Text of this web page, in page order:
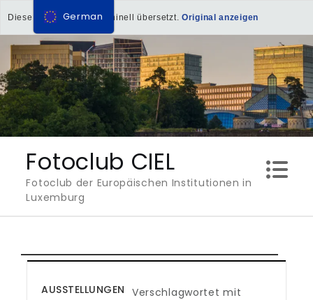
Diese Seite wurde maschinell übersetzt.Original anzeigen
Direkt
zum
Inhalt
Fotoclub CIEL
Fotoclub der Europäischen Institutionen in
Luxemburg
AUSSTELLUNGEN Verschlagwortet mit
German